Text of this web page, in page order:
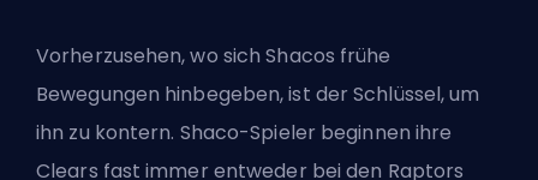
Vorherzusehen, wo sich Shacos frühe
Bewegungen hinbegeben, ist der Schlüssel, um
ihn zu kontern. Shaco-Spieler beginnen ihre
Clears fast immer entweder bei den Raptors